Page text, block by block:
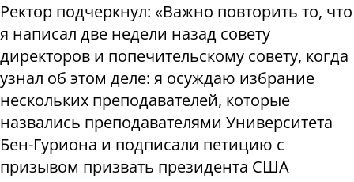
Ректор подчеркнул: «Важно повторить то, что
я написал две недели назад совету
директоров и попечительскому совету, когда
узнал об этом деле: я осуждаю избрание
нескольких преподавателей, которые
назвались преподавателями Университета
Бен-Гуриона и подписали петицию с
призывом призвать президента США